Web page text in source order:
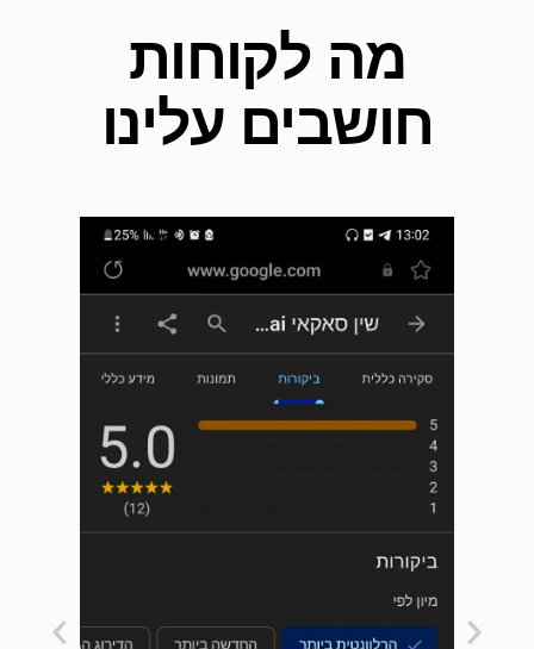
מה לקוחות
חושבים עלינו